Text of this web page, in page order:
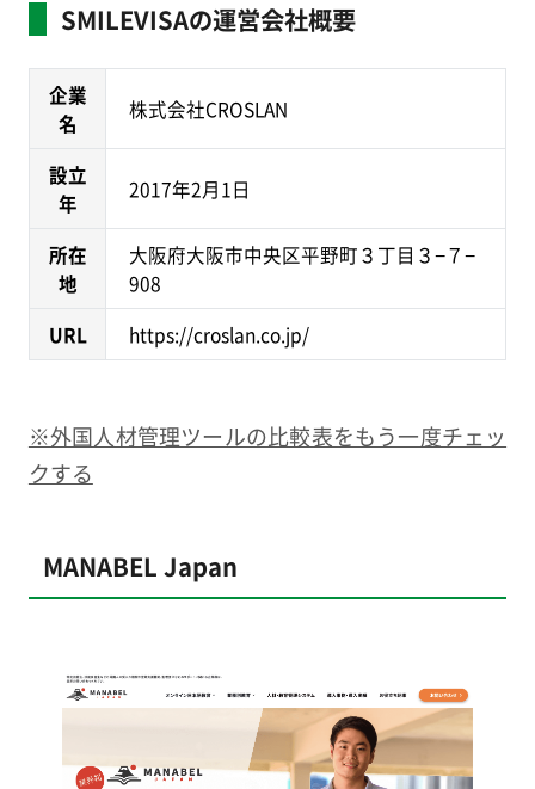
SMILEVISAの運営会社概要
企業
名
株式会社CROSLAN
設立
年
2017年2月1日
所在
地
大阪府大阪市中央区平野町３丁目３−７−
908
URL
https://croslan.co.jp/
※外国人材管理ツールの比較表をもう一度チェッ
クする
MANABEL Japan